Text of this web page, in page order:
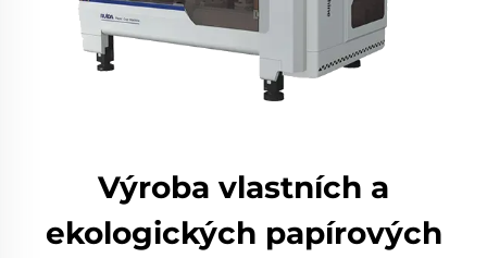
Výroba vlastních a
ekologických papírových